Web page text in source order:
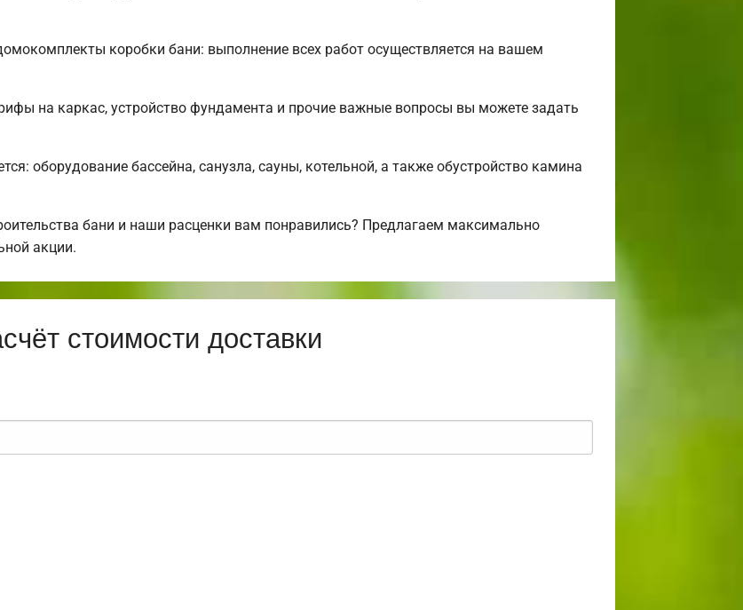
коробки бани: выполнение всех работ осуществляется на вашем
на каркас, устройство фундамента и прочие важные вопросы вы можете задать
оборудование бассейна, санузла, сауны, котельной, а также обустройство камина
бани и наши расценки вам понравились? Предлагаем максимально
акции.
стоимости доставки